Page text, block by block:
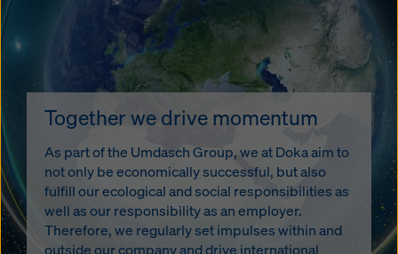
Together we drive momentum
As part of the Umdasch Group, we at Doka aim to
not only be economically successful, but also
fulfill our ecological and social responsibilities as
well as our responsibility as an employer.
Therefore, we regularly set impulses within and
outside our company and drive international